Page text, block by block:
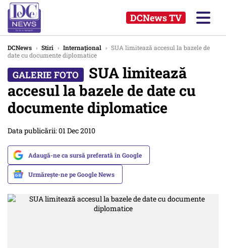
DCNews TV
DCNews › Stiri › Internațional › SUA limitează accesul la bazele de
date cu documente diplomatice
SUA limitează
accesul la bazele de date cu
documente diplomatice
Data publicării: 01 Dec 2010
Adaugă-ne ca sursă preferată în Google
Urmărește-ne pe Google News